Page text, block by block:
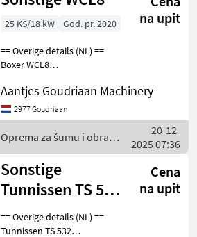
na upit
25 KS/18 kW God. pr. 2020
== Overige details (NL) ==
Boxer WCL8
Invoer diameter 100mm •
Cat 1 aansluiting •
Gevraagd vermogen vanaf
25 PK
Aantjes Goudriaan Machinery
2977 Goudriaan
Oprema za šumu i obradu
drveta / Sonstige
20-12-
2025 07:36
Sonstige
Tunnissen TS 532
versnipperaar -
Gebruikt
Cena
na upit
== Overige details (NL) ==
Tunnissen TS 532